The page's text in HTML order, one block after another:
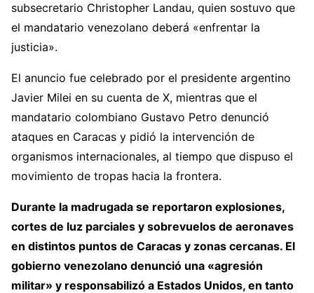
subsecretario Christopher Landau, quien sostuvo que
el mandatario venezolano deberá «enfrentar la
justicia».
El anuncio fue celebrado por el presidente argentino
Javier Milei en su cuenta de X, mientras que el
mandatario colombiano Gustavo Petro denunció
ataques en Caracas y pidió la intervención de
organismos internacionales, al tiempo que dispuso el
movimiento de tropas hacia la frontera.
Durante la madrugada se reportaron explosiones,
cortes de luz parciales y sobrevuelos de aeronaves
en distintos puntos de Caracas y zonas cercanas. El
gobierno venezolano denunció una «agresión
militar» y responsabilizó a Estados Unidos, en tanto